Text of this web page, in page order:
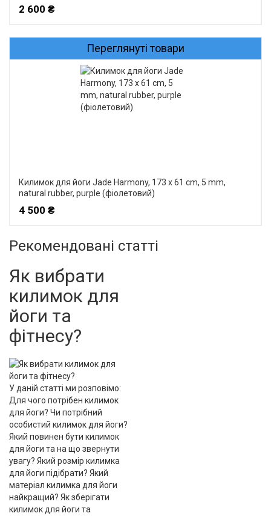
2 600 ₴
Переглянуті товари
Килимок для йоги Jade Harmony, 173 x 61 cm, 5 mm,
natural rubber, purple (фіолетовий)
4 500 ₴
Рекомендовані статті
Як вибрати
килимок для
йоги та
фітнесу?
У даній статті ми розповімо:
Для чого потрібен килимок
для йоги? Чи потрібний
особистий килимок для йоги?
Який повинен бути килимок
для йоги та на що звернути
увагу? Який розмір килимка
для йоги підібрати? Який
матеріал килимка для йоги
найкращий? Як зберігати
килимок для йоги та